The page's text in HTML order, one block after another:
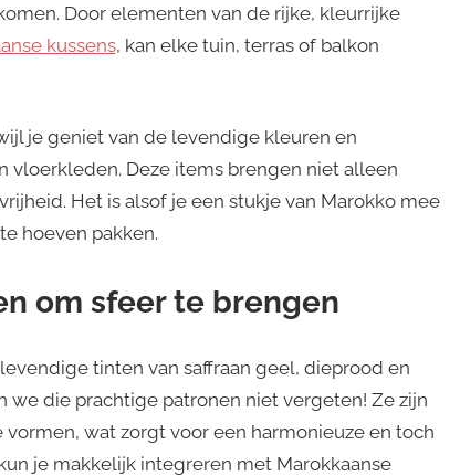
Door elementen van de rijke, kleurrijke
kussens, kan elke tuin, terras of balkon
je geniet van de levendige kleuren en
vloerkleden. Deze items brengen niet alleen
Het is alsof je een stukje van Marokko mee
hoeven pakken.
om sfeer te brengen
tinten van saffraan geel, dieprood en
die prachtige patronen niet vergeten! Ze zijn
wat zorgt voor een harmonieuze en toch
je makkelijk integreren met Marokkaanse